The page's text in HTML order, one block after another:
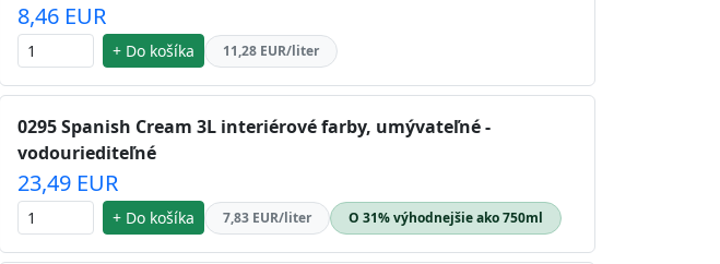
8,46 EUR
+ Do košíka 11,28 EUR/liter
0295 Spanish Cream 3L interiérové farby, umývateľné -
vodouriediteľné
23,49 EUR
+ Do košíka 7,83 EUR/liter O 31% výhodnejšie ako 750ml